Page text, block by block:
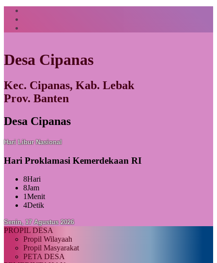
Desa Cipanas
Kec. Cipanas, Kab. Lebak
Prov. Banten
Desa Cipanas
Hari Libur Nasional
Hari Proklamasi Kemerdekaan RI
8Hari
8Jam
1Menit
3Detik
Senin, 17 Agustus 2026
PROPIL DESA
Propil Wilayaah
Propil Masyarakat
PETA DESA